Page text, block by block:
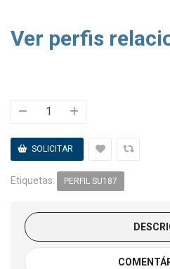
Ver perfis
Etiquetas: PERFIL SU187